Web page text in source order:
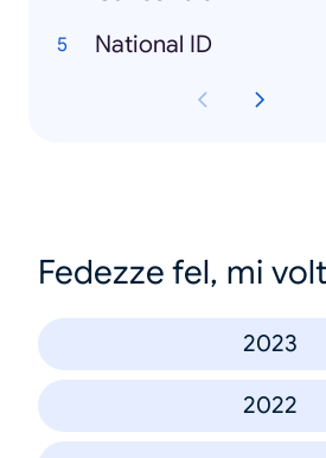
National ID
Fedezze fel, mi
2023
2022